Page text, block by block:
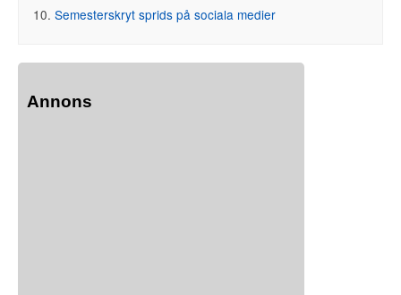
Semesterskryt sprids på sociala medier
Annons